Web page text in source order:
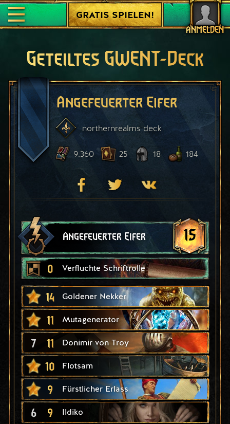
ANMELDEN
GRATIS SPIELEN!
Geteiltes GWENT-Deck
Angefeuerter Eifer
northernrealmsdeck
9.360 25 18 184
Angefeuerter Eifer 15
0 Verfluchte Schriftrolle
14 Goldener Nekker
11 Mutagenerator
7 11 Donimir von Troy
10 Flotsam
9 Fürstlicher Erlass
6 9 Ildiko